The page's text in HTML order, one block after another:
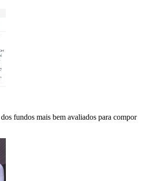
fundos mais bem avaliados para compor